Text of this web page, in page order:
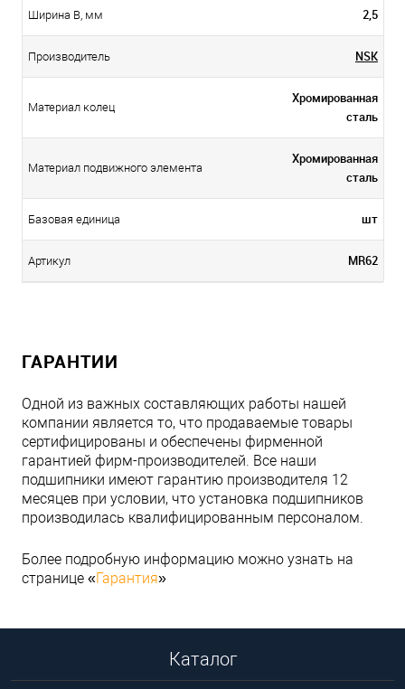
Ширина B, мм 2,5
Производитель NSK
Материал колец
Хромированная
сталь
Материал подвижного элемента
Хромированная
сталь
Базовая единица шт
Артикул MR62
ГАРАНТИИ
Одной из важных составляющих работы нашей
компании является то, что продаваемые товары
сертифицированы и обеспечены фирменной
гарантией фирм-производителей. Все наши
подшипники имеют гарантию производителя 12
месяцев при условии, что установка подшипников
производилась квалифицированным персоналом.
Более подробную информацию можно узнать на
странице «Гарантия»
Каталог